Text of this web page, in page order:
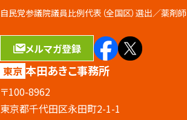
自民党参議院議員比例代表（全国区）選出／薬剤師
メルマガ登録
東京 本田あきこ事務所
〒100-8962
東京都千代田区永田町2-1-1